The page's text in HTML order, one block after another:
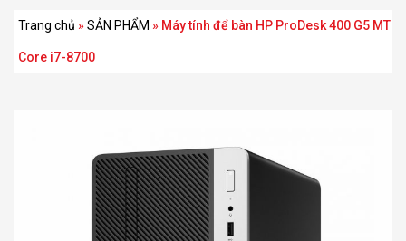
ProDesk 400 G5 MT
Trang chủ »SẢN PHẨM » Máy tính để bàn HP ProDesk 400 G5 MT
Core i7-8700